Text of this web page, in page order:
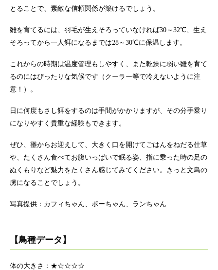
とることで、素敵な信頼関係が築けるでしょう。
雛を育てるには、羽毛が生えそろっていなければ30～32℃、生え
そろってから一人餌になるまでは28～30℃に保温します。
これからの時期は温度管理もしやすく、また乾燥に弱い雛を育て
るのにはぴったりな気候です（クーラー等で冷えないように注
意！）。
日に何度もさし餌をするのは手間がかかりますが、その分手乗り
になりやすく貴重な経験もできます。
ぜひ、雛からお迎えして、大きく口を開けてごはんをねだる仕草
や、たくさん食べてお腹いっぱいで眠る姿、指に乗った時の足の
ぬくもりなど魅力をたくさん感じてみてください。きっと文鳥の
虜になることでしょう。
写真提供：カフィちゃん、ポーちゃん、ランちゃん
【鳥種データ】
体の大きさ：★☆☆☆☆